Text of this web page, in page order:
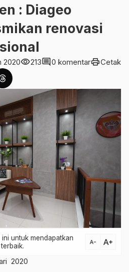
: Diageo
renovasi
2020visibility213comment0 komentarprintCetak
untuk mendapatkan
text_decrease text_increase
2020